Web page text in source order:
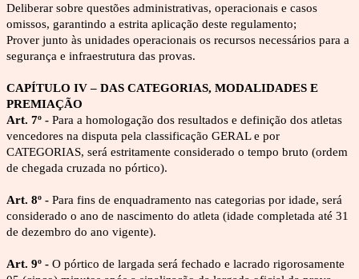
Deliberar sobre questões administrativas, operacionais e casos
omissos, garantindo a estrita aplicação deste regulamento;
Prover junto às unidades operacionais os recursos necessários para a
segurança e infraestrutura das provas.
CAPÍTULO IV – DAS CATEGORIAS, MODALIDADES E
PREMIAÇÃO
Art. 7º - Para a homologação dos resultados e definição dos atletas
vencedores na disputa pela classificação GERAL e por
CATEGORIAS, será estritamente considerado o tempo bruto (ordem
de chegada cruzada no pórtico).
Art. 8º - Para fins de enquadramento nas categorias por idade, será
considerado o ano de nascimento do atleta (idade completada até 31
de dezembro do ano vigente).
Art. 9º - O pórtico de largada será fechado e lacrado rigorosamente